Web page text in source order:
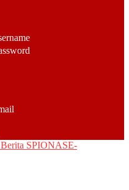
SPIONASE-